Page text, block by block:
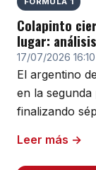
Colapinto
lugar:
17/07/2026
El argentino
en la segunda
finalizando
Leer más →